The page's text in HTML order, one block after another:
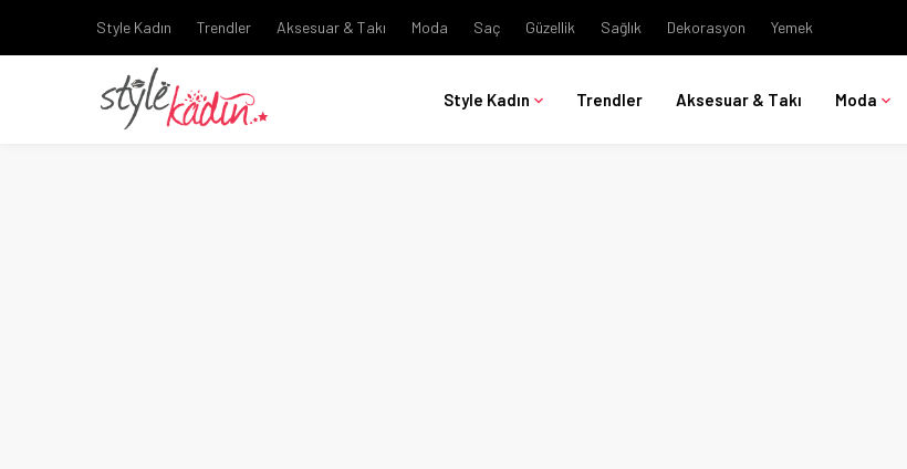
Style Kadın Trendler Aksesuar & Takı Moda Saç Güzellik Sağlık Dekorasyon Yemek
Style Kadın Trendler Aksesuar & Takı Moda